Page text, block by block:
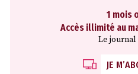
1 mois
Accès illimité au
Le journal
JE